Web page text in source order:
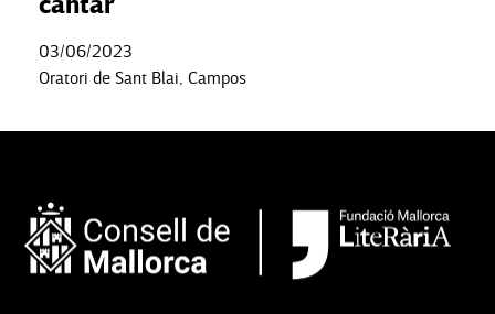
03/06/2023
Oratori de Sant Blai, Campos